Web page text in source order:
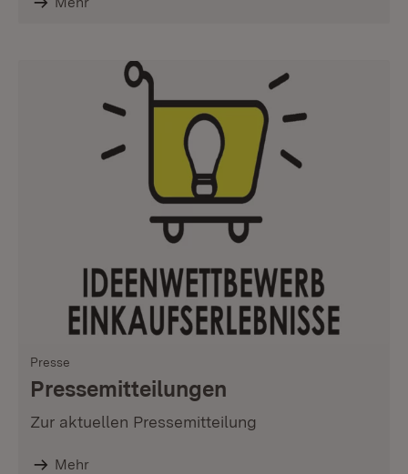
Presse
Pressemitteilungen
Zur aktuellen Pressemitteilung
Mehr